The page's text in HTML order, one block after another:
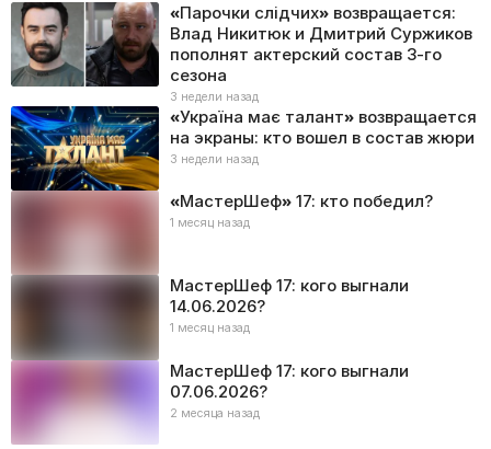
«Парочки слідчих» возвращается:
Влад Никитюк и Дмитрий Суржиков
пополнят актерский состав 3-го
сезона
3 недели назад
«Україна має талант» возвращается
на экраны: кто вошел в состав жюри
3 недели назад
«МастерШеф» 17: кто победил?
1 месяц назад
МастерШеф 17: кого выгнали
14.06.2026?
1 месяц назад
МастерШеф 17: кого выгнали
07.06.2026?
2 месяца назад